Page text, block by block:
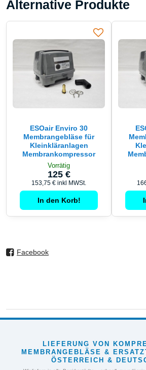
Alternative Produkte
ESOair Enviro 30
Membrangebläse für
Kleinkläranlagen
Membrankompressor
Vorrätig
125 €
153,75 € inkl MWSt.
In den Korb!
Facebook
LIEFERUNG VON
MEMBRANGEBLÄSE &
ÖSTERREICH &